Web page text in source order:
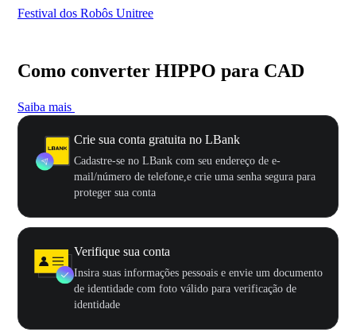
Festival dos Robôs Unitree
Como converter HIPPO para CAD
Saiba mais
Crie sua conta gratuita no LBank
Cadastre-se no LBank com seu endereço de e-
mail/número de telefone,e crie uma senha segura para
proteger sua conta
Verifique sua conta
Insira suas informações pessoais e envie um documento
de identidade com foto válido para verificação de
identidade